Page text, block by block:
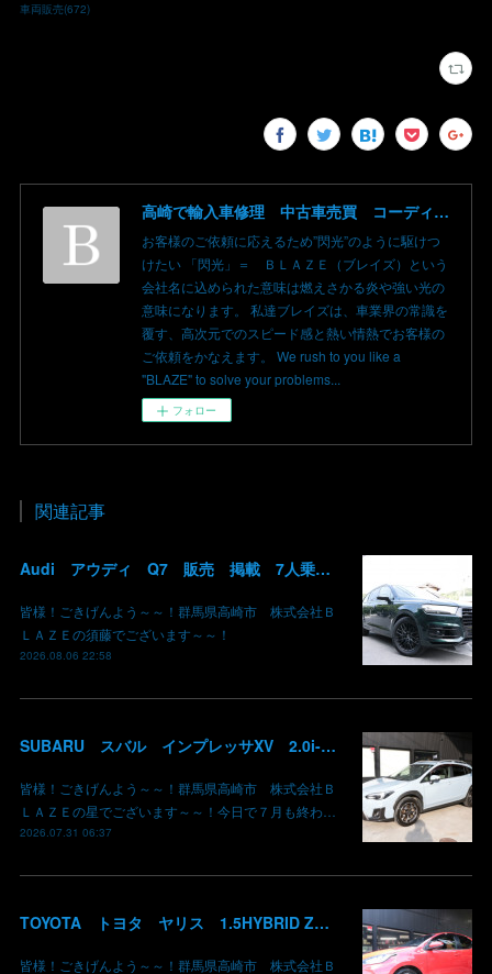
車両販売(672)
高崎で輸入車修理 中古車売買 コーディングならBLAZE（ブレイズ）へ│BLAZE Total Car Support & Modify in Takasaki Gunma
お客様のご依頼に応えるため”閃光”のように駆けつ
けたい 「閃光」＝ ＢＬＡＺＥ（ブレイズ）という
会社名に込められた意味は燃えさかる炎や強い光の
意味になります。 私達ブレイズは、車業界の常識を
覆す、高次元でのスピード感と熱い情熱でお客様の
ご依頼をかなえます。 We rush to you like a
"BLAZE" to solve your problems...
フォロー
関連記事
Audi アウディ Q7 販売 掲載 7人乗り リアモニター サンルーフ 車検整備2年付き 群馬 高崎
皆様！ごきげんよう～～！群馬県高崎市 株式会社Ｂ
ＬＡＺＥの須藤でございます～～！
2026.08.06 22:58
SUBARU スバル インプレッサXV 2.0i-L EyeSight AWD 御納車 GT7 群馬県高崎市 株式会社BLAZE
皆様！ごきげんよう～～！群馬県高崎市 株式会社Ｂ
ＬＡＺＥの星でございます～～！今日で７月も終わ…
2026.07.31 06:37
TOYOTA トヨタ ヤリス 1.5HYBRID Z 御納車 MXPH10 コーラルクリスタルシャイン 3U7 群馬県高崎市 株式会社BLAZE
皆様！ごきげんよう～～！群馬県高崎市 株式会社Ｂ